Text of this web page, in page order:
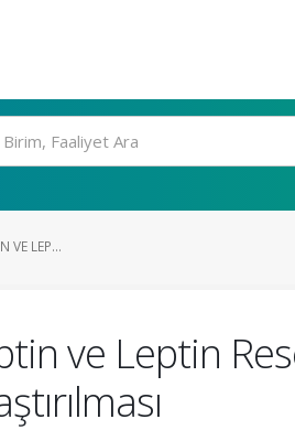
VE LEP...
ve Leptin